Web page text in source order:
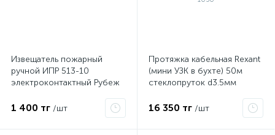
Извещатель пожарный
ручной ИПР 513-10
электроконтактный Рубеж
1 400 тг /шт
Протяжка кабельная Rexant
(мини УЗК в бухте) 50м
стеклопруток d3.5мм
16 350 тг /шт